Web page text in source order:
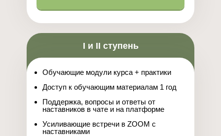
I и II ступень
Обучающие модули курса + практики
Доступ к обучающим материалам 1 год
Поддержка, вопросы и ответы от
наставников в чате и на платформе
Усиливающие встречи в ZOOM с
наставниками